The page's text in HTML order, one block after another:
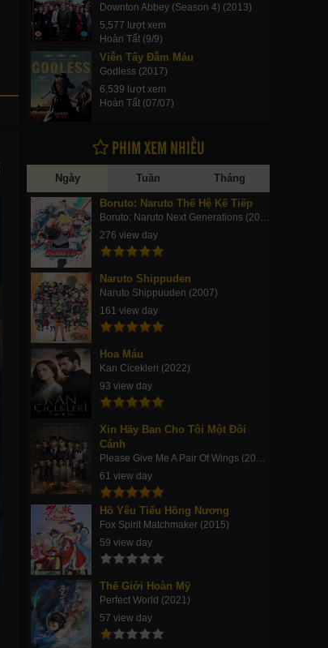
Downton Abbey (Season 4) (2013)
5,577 lượt xem
Hoàn Tất (9/9)
Viễn Tây Đẫm Máu
Godless (2017)
6,539 lượt xem
Hoàn Tất (07/07)
PHIM XEM NHIỀU
Ngày Tuần Tháng
Boruto: Naruto Thế Hệ Kế Tiếp
Boruto: Naruto Next Generations (2017)
276 view day
Naruto Shippuden
Naruto Shippuuden (2007)
161 view day
Hoa Máu
Kan Cicekleri (2022)
93 view day
Xin Hãy Ban Cho Tôi Một Đôi
Cánh
Please Give Me A Pair Of Wings (2019)
61 view day
Hồ Yêu Tiểu Hồng Nương
Fox Spirit Matchmaker (2015)
59 view day
Thế Giới Hoàn Mỹ
Perfect World (2021)
57 view day